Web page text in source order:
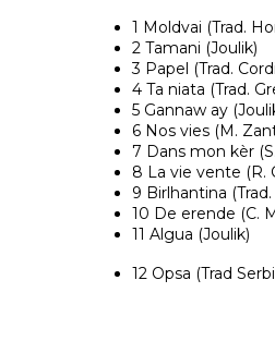
1 Moldvai (Trad.
2Tamani (Joulik)
3 Papel (Trad.
4Ta niata (Trad.
5 Gannaw ay
6Nos vies (M.
7 Dans mon kèr
8 La vie vente (R.
9 Birlhantina
10 De erende (C.
11 Algua (Joulik)
12 Opsa (Trad